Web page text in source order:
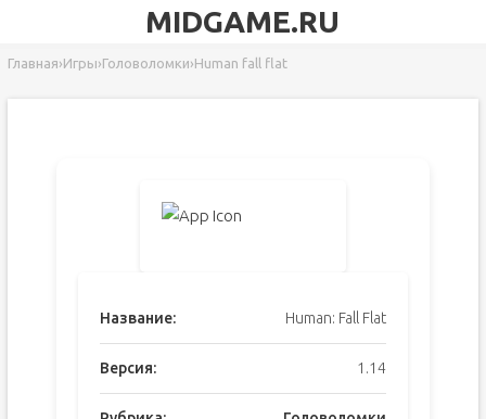
MIDGAME.RU
Главная›Игры›Головоломки›Human fall flat
Название: Human: Fall Flat
Версия: 1.14